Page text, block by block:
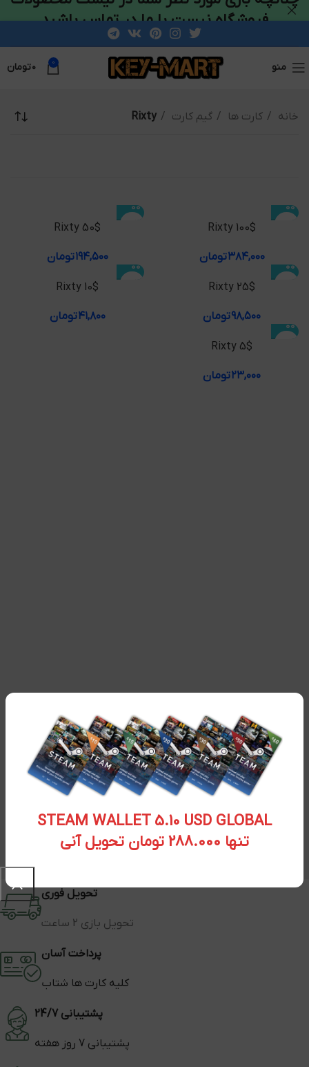
STEAM WALLET 5.10 USD GLOBAL
تنها 288.000 تومان تحویل آنی
منو 0 ۰تومان
خانه کارت ها گیم کارت Rixty
Rixty 100$
۳۸۴,۰۰۰تومان
Rixty 50$
۱۹۴,۵۰۰تومان
Rixty 25$
۹۸,۵۰۰تومان
Rixty 10$
۴۱,۸۰۰تومان
Rixty 5$
۲۳,۰۰۰تومان
تحویل فوری
تحویل بازی 2 ساعت
پرداخت آسان
کلیه کارت ها شتاب
پشتیبانی 24/7
پشتیبانی 7 روز هفته
فروشگاه نیست با ما در تماس باشید